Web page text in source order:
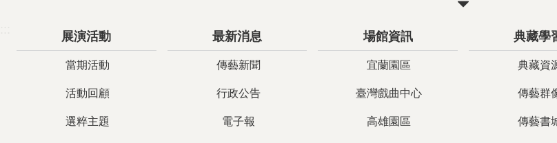
展演活動
當期活動
活動回顧
選粹主題
最新消息
傳藝新聞
行政公告
電子報
場館資訊
宜蘭園區
臺灣戲曲中心
高雄園區
典藏學
典藏資
傳藝群
傳藝書